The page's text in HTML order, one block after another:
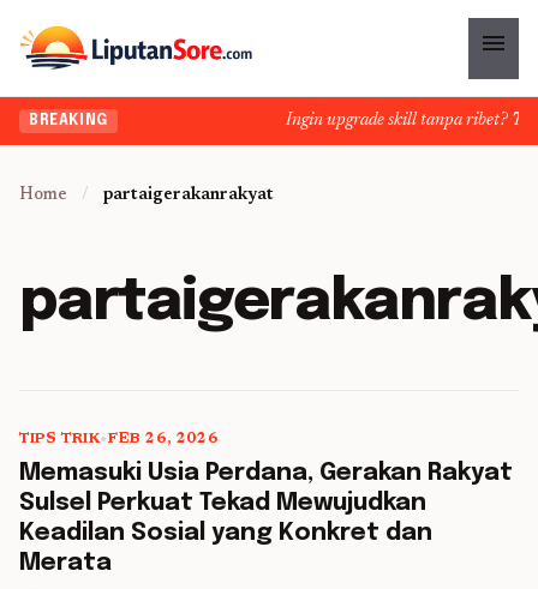
menu
BREAKING Ingin upgrade skill tanpa ribet?
Home / partaigerakanrakyat
5 min read
TIPS TRIK•FEB 26, 2026
Memasuki Usia Perdana, Gerakan Rakyat
Sulsel Perkuat Tekad Mewujudkan
Keadilan Sosial yang Konkret dan
Merata